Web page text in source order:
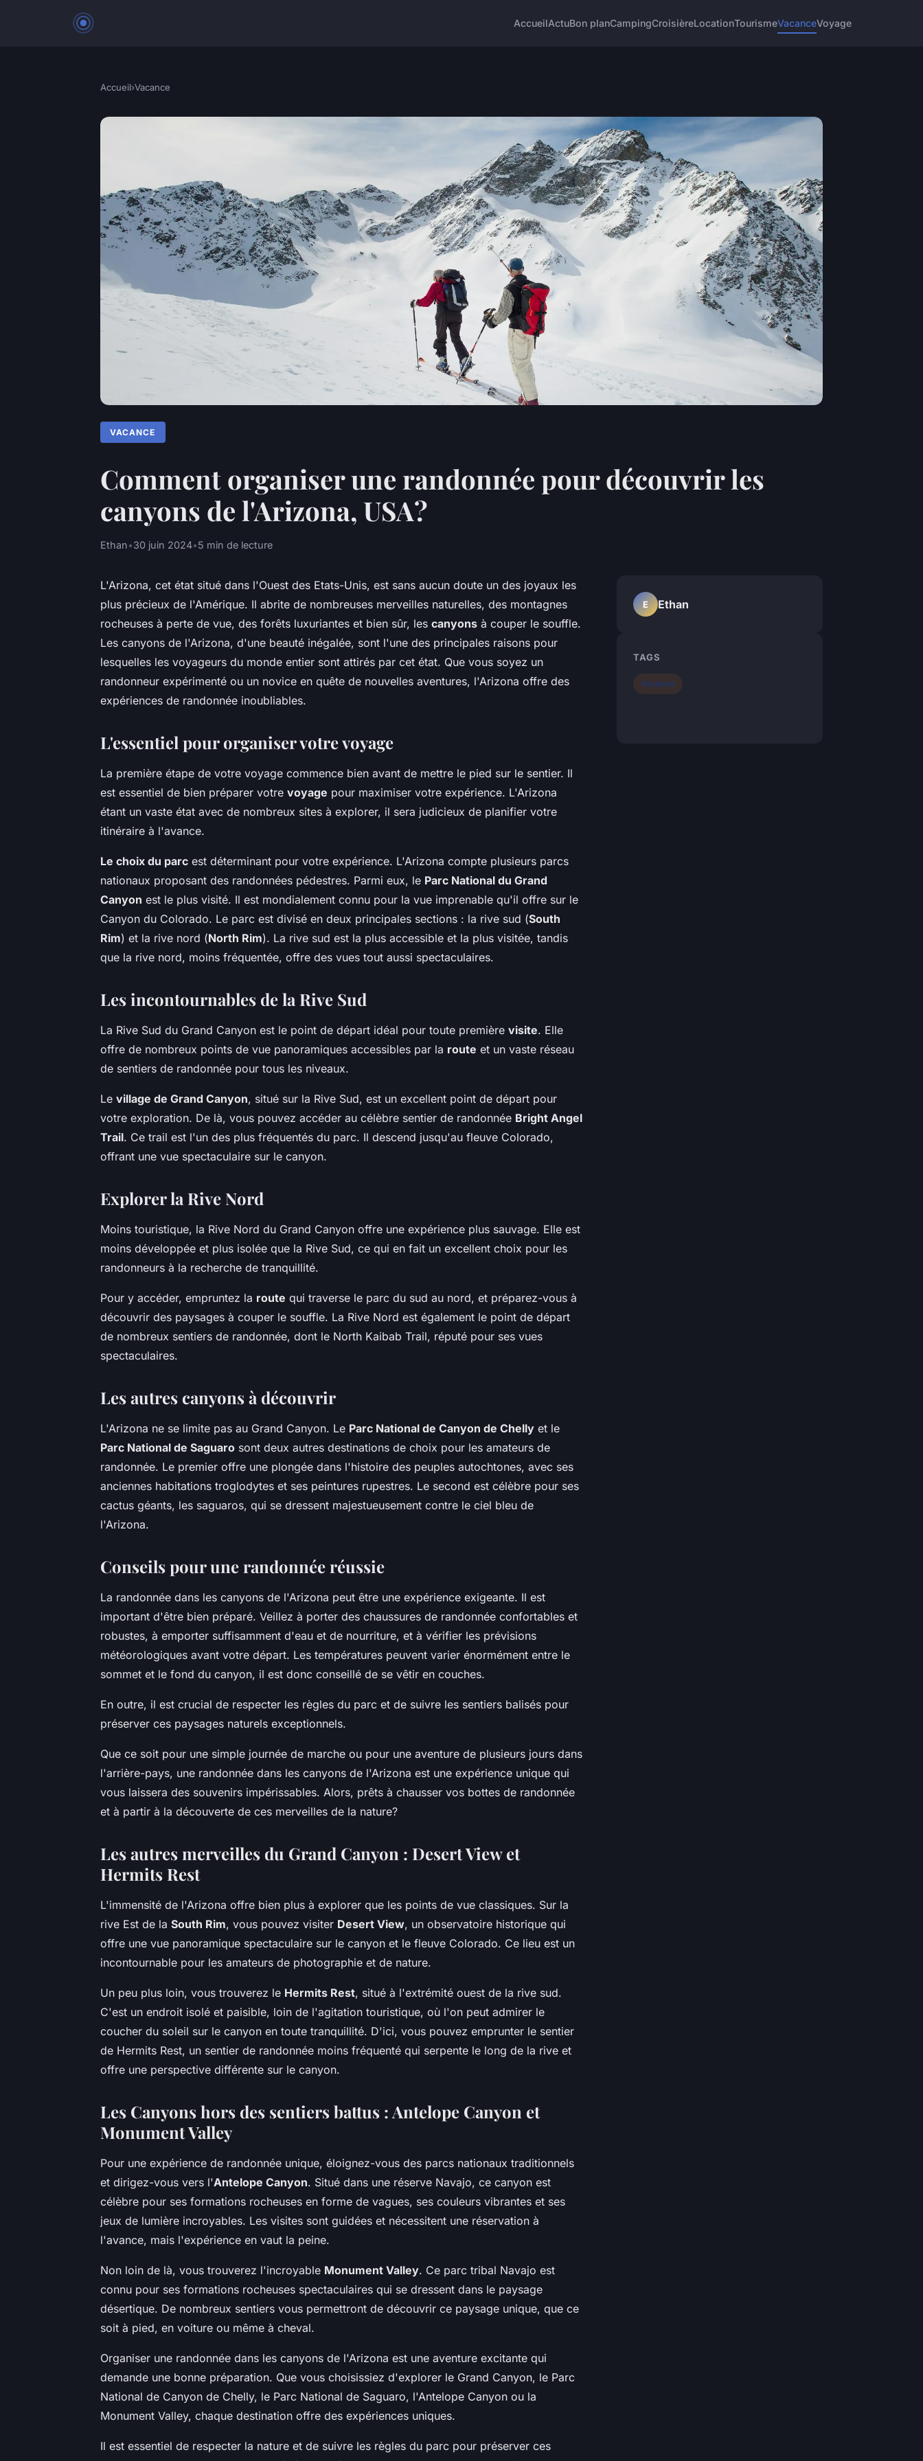
AccueilActuBon planCampingCroisièreLocationTourismeVacanceVoyage
Accueil›Vacance
VACANCE
Comment organiser une randonnée pour découvrir les
canyons de l'Arizona, USA?
Ethan•30 juin 2024•5 min de lecture
L'Arizona, cet état situé dans l'Ouest des Etats-Unis, est sans aucun doute un des joyaux les
plus précieux de l'Amérique. Il abrite de nombreuses merveilles naturelles, des montagnes
rocheuses à perte de vue, des forêts luxuriantes et bien sûr, les canyons à couper le souffle.
Les canyons de l'Arizona, d'une beauté inégalée, sont l'une des principales raisons pour
lesquelles les voyageurs du monde entier sont attirés par cet état. Que vous soyez un
randonneur expérimenté ou un novice en quête de nouvelles aventures, l'Arizona offre des
expériences de randonnée inoubliables.
L'essentiel pour organiser votre voyage
La première étape de votre voyage commence bien avant de mettre le pied sur le sentier. Il
est essentiel de bien préparer votre voyage pour maximiser votre expérience. L'Arizona
étant un vaste état avec de nombreux sites à explorer, il sera judicieux de planifier votre
itinéraire à l'avance.
Le choix du parc est déterminant pour votre expérience. L'Arizona compte plusieurs parcs
nationaux proposant des randonnées pédestres. Parmi eux, le Parc National du Grand
Canyon est le plus visité. Il est mondialement connu pour la vue imprenable qu'il offre sur le
Canyon du Colorado. Le parc est divisé en deux principales sections : la rive sud (South
Rim) et la rive nord (North Rim). La rive sud est la plus accessible et la plus visitée, tandis
que la rive nord, moins fréquentée, offre des vues tout aussi spectaculaires.
Les incontournables de la Rive Sud
La Rive Sud du Grand Canyon est le point de départ idéal pour toute première visite. Elle
offre de nombreux points de vue panoramiques accessibles par la route et un vaste réseau
de sentiers de randonnée pour tous les niveaux.
Le village de Grand Canyon, situé sur la Rive Sud, est un excellent point de départ pour
votre exploration. De là, vous pouvez accéder au célèbre sentier de randonnée Bright Angel
Trail. Ce trail est l'un des plus fréquentés du parc. Il descend jusqu'au fleuve Colorado,
offrant une vue spectaculaire sur le canyon.
Explorer la Rive Nord
Moins touristique, la Rive Nord du Grand Canyon offre une expérience plus sauvage. Elle est
moins développée et plus isolée que la Rive Sud, ce qui en fait un excellent choix pour les
randonneurs à la recherche de tranquillité.
Pour y accéder, empruntez la route qui traverse le parc du sud au nord, et préparez-vous à
découvrir des paysages à couper le souffle. La Rive Nord est également le point de départ
de nombreux sentiers de randonnée, dont le North Kaibab Trail, réputé pour ses vues
spectaculaires.
Les autres canyons à découvrir
L'Arizona ne se limite pas au Grand Canyon. Le Parc National de Canyon de Chelly et le
Parc National de Saguaro sont deux autres destinations de choix pour les amateurs de
randonnée. Le premier offre une plongée dans l'histoire des peuples autochtones, avec ses
anciennes habitations troglodytes et ses peintures rupestres. Le second est célèbre pour ses
cactus géants, les saguaros, qui se dressent majestueusement contre le ciel bleu de
l'Arizona.
Conseils pour une randonnée réussie
La randonnée dans les canyons de l'Arizona peut être une expérience exigeante. Il est
important d'être bien préparé. Veillez à porter des chaussures de randonnée confortables et
robustes, à emporter suffisamment d'eau et de nourriture, et à vérifier les prévisions
météorologiques avant votre départ. Les températures peuvent varier énormément entre le
sommet et le fond du canyon, il est donc conseillé de se vêtir en couches.
En outre, il est crucial de respecter les règles du parc et de suivre les sentiers balisés pour
préserver ces paysages naturels exceptionnels.
Que ce soit pour une simple journée de marche ou pour une aventure de plusieurs jours dans
l'arrière-pays, une randonnée dans les canyons de l'Arizona est une expérience unique qui
vous laissera des souvenirs impérissables. Alors, prêts à chausser vos bottes de randonnée
et à partir à la découverte de ces merveilles de la nature?
Les autres merveilles du Grand Canyon : Desert View et
Hermits Rest
L'immensité de l'Arizona offre bien plus à explorer que les points de vue classiques. Sur la
rive Est de la South Rim, vous pouvez visiter Desert View, un observatoire historique qui
offre une vue panoramique spectaculaire sur le canyon et le fleuve Colorado. Ce lieu est un
incontournable pour les amateurs de photographie et de nature.
Un peu plus loin, vous trouverez le Hermits Rest, situé à l'extrémité ouest de la rive sud.
C'est un endroit isolé et paisible, loin de l'agitation touristique, où l'on peut admirer le
coucher du soleil sur le canyon en toute tranquillité. D'ici, vous pouvez emprunter le sentier
de Hermits Rest, un sentier de randonnée moins fréquenté qui serpente le long de la rive et
offre une perspective différente sur le canyon.
Les Canyons hors des sentiers battus : Antelope Canyon et
Monument Valley
Pour une expérience de randonnée unique, éloignez-vous des parcs nationaux traditionnels
et dirigez-vous vers l'Antelope Canyon. Situé dans une réserve Navajo, ce canyon est
célèbre pour ses formations rocheuses en forme de vagues, ses couleurs vibrantes et ses
jeux de lumière incroyables. Les visites sont guidées et nécessitent une réservation à
l'avance, mais l'expérience en vaut la peine.
Non loin de là, vous trouverez l'incroyable Monument Valley. Ce parc tribal Navajo est
connu pour ses formations rocheuses spectaculaires qui se dressent dans le paysage
désertique. De nombreux sentiers vous permettront de découvrir ce paysage unique, que ce
soit à pied, en voiture ou même à cheval.
Organiser une randonnée dans les canyons de l'Arizona est une aventure excitante qui
demande une bonne préparation. Que vous choisissiez d'explorer le Grand Canyon, le Parc
National de Canyon de Chelly, le Parc National de Saguaro, l'Antelope Canyon ou la
Monument Valley, chaque destination offre des expériences uniques.
Il est essentiel de respecter la nature et de suivre les règles du parc pour préserver ces
E Ethan
TAGS
Vacance